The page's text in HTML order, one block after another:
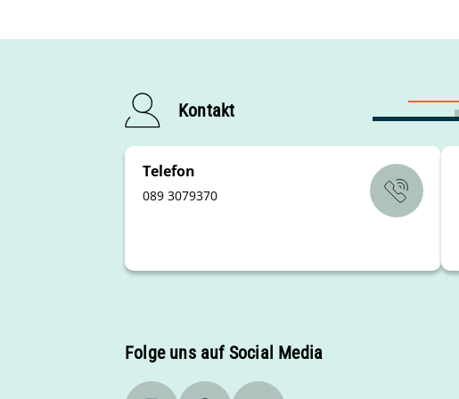
Tenorhorn / Euphonium
Tuba
Schlagzeug und Mallets
Kontakt
Telefon
089 3079370
Folge uns auf Social Media